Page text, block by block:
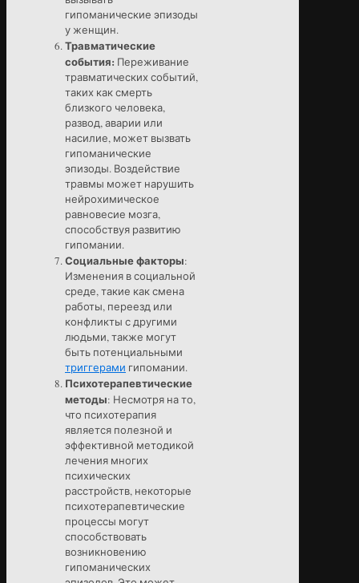
гипоманические эпизоды
у женщин.
Травматические
события: Переживание
травматических событий,
таких как смерть
близкого человека,
развод, аварии или
насилие, может вызвать
гипоманические
эпизоды. Воздействие
травмы может нарушить
нейрохимическое
равновесие мозга,
способствуя развитию
гипомании.
Социальные факторы:
Изменения в социальной
среде, такие как смена
работы, переезд или
конфликты с другими
людьми, также могут
быть потенциальными
триггерами гипомании.
Психотерапевтические
методы: Несмотря на то,
что психотерапия
является полезной и
эффективной методикой
лечения многих
психических
расстройств, некоторые
психотерапевтические
процессы могут
способствовать
возникновению
гипоманических